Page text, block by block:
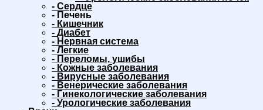
- Сердце
- Печень
- Кишечник
- Диабет
- Нервная система
- Легкие
- Переломы, ушибы
- Кожные заболевания
- Вирусные заболевания
- Венерические заболевания
- Гинекологические заболевания
- Урологические заболевания